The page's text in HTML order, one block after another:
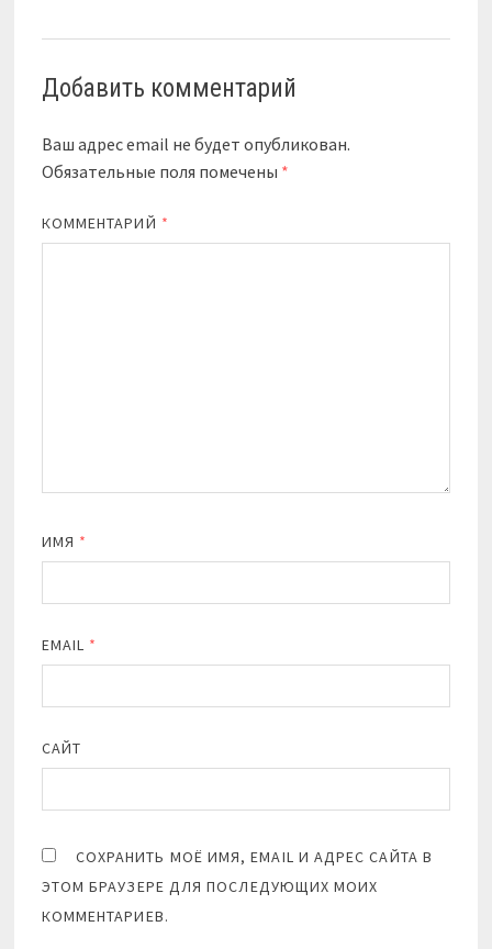
Добавить комментарий
Ваш адрес email не будет опубликован.
Обязательные поля помечены *
КОММЕНТАРИЙ *
ИМЯ *
EMAIL *
САЙТ
СОХРАНИТЬ МОЁ ИМЯ, EMAIL И АДРЕС САЙТА В
ЭТОМ БРАУЗЕРЕ ДЛЯ ПОСЛЕДУЮЩИХ МОИХ
КОММЕНТАРИЕВ.